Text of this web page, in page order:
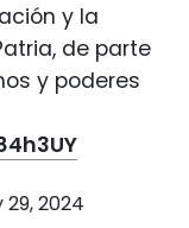
y la
de parte
y poderes
29, 2024